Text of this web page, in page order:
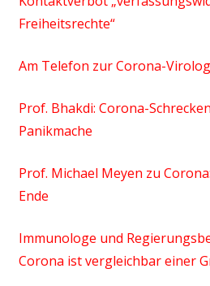
Freiheitsrechte“
Am Telefon zur Corona-
Prof. Bhakdi: Corona-
Panikmache
Prof. Michael Meyen zu
Ende
Immunologe und
Corona ist vergleichbar einer